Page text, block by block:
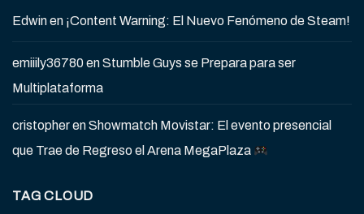
Edwinen ¡Content Warning: El Nuevo Fenómeno de Steam!
emiiily36780enStumble Guys se Prepara para ser
Multiplataforma
cristopherenShowmatch Movistar: El evento presencial
que Trae de Regreso el Arena MegaPlaza
TAG CLOUD